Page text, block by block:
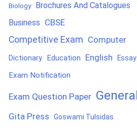
Biology
Brochures And Catalogues
Business CBSE
Competitive Exam Computer
Dictionary Education English Essay
Exam Notification
Exam Question Paper General
Gita Press Goswami Tulsidas